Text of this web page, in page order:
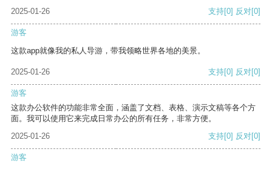
2025-01-26 支持[0] 反对[0]
游客
这款app就像我的私人导游，带我领略世界各地的美景。
2025-01-26 支持[0] 反对[0]
游客
这款办公软件的功能非常全面，涵盖了文档、表格、演示文稿等各个方
面。我可以使用它来完成日常办公的所有任务，非常方便。
2025-01-26
支持[0] 反对[0]
游客